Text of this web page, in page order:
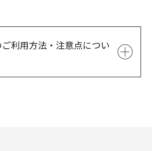
利用方法・注意点につい